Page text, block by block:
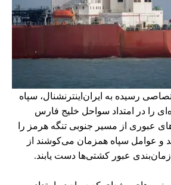
رسیده به ایران‌اینترنشنال، سپاه
را در امتداد سواحل خلیج فارس
عبوری از مسیر جنوبی تنگه هرمز را
و عوامل سپاه همزمان می‌کوشند از
عبور کشتی‌ها دست یابند.